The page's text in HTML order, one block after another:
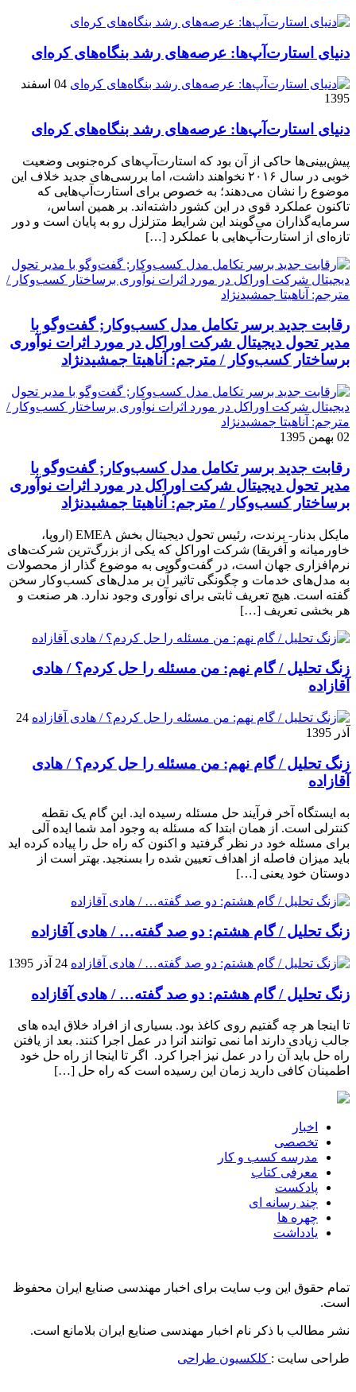
دنیای استارت‌آپ‌ها: عرصه‌های رشد بنگاه‌های کره‌ای‌
04 اسفند
1395
دنیای استارت‌آپ‌ها: عرصه‌های رشد بنگاه‌های کره‌ای‌
پیش‌بینی‌ها حاکی از آن بود که استارت‌آپ‌های کره‌جنوبی وضعیت
خوبی در سال ۲۰۱۶ نخواهند داشت، اما بررسی‌های جدید خلاف این
موضوع را نشان می‌دهند؛ به خصوص برای استارت‌آپ‌هایی که
تاکنون عملکرد قوی در این کشور داشته‌اند. بر همین اساس،
سرمایه‌گذاران می‌گویند این شرایط متزلزل رو به پایان است و دور
تازه‌ای از استارت‌آپ‌هایی با عملکرد […]
رقابت جدید برسر تکامل مدل کسب‌و‌کار; گفت‌وگو با
مدیر تحول دیجیتال شرکت اوراکل در مورد اثرات نوآوری
برساختار کسب‌وکار / مترجم: آناهیتا جمشیدنژاد
02 بهمن 1395
رقابت جدید برسر تکامل مدل کسب‌و‌کار; گفت‌وگو با
مدیر تحول دیجیتال شرکت اوراکل در مورد اثرات نوآوری
برساختار کسب‌وکار / مترجم: آناهیتا جمشیدنژاد
مایکل بدنار- برندت، رئیس تحول دیجیتال بخش EMEA (اروپا،
خاورمیانه و آفریقا) شرکت اوراکل که یکی از بزرگ‌ترین شرکت‌های
نرم‌افزاری جهان است، در گفت‌وگویی به موضوع گذار از محصولات
به مدل‌های خدمات و چگونگی تاثیر آن بر مدل‌های کسب‌و‌کار سخن
گفته است. هیچ تعریف ثابتی برای نوآوری وجود ندارد. هر صنعت و
هر بخشی تعریف […]
زنگ تحلیل / گام نهم: من مسئله را حل کردم؟ / هادی
آقازاده
24
آذر 1395
زنگ تحلیل / گام نهم: من مسئله را حل کردم؟ / هادی
آقازاده
به ایستگاه آخر فرآیند حل مسئله رسیده اید. این گام یک نقطه
کنترلی است. از همان ابتدا که مسئله به وجود آمد شما ایده آلی
برای مسئله خود در نظر گرفتید و اکنون که راه حل را پیاده کرده اید
باید میزان فاصله از اهداف تعیین شده را بسنجید. بهتر است از
دوستان خود یعنی […]
زنگ تحلیل / گام هشتم: دو صد گفته… / هادی آقازاده
24 آذر 1395
زنگ تحلیل / گام هشتم: دو صد گفته… / هادی آقازاده
تا اینجا هر چه گفتیم روی کاغذ بود. بسیاری از افراد خلاق ایده های
جالب زیادی دارند اما نمی توانند آنرا در عمل اجرا کنند. بعد از یافتن
راه حل باید آن را در عمل نیز اجرا کرد. اگر تا اینجا از راه حل خود
اطمینان کافی دارید زمان این رسیده است که راه حل […]
اخبار
تخصصی
مدرسه کسب و کار
معرفی کتاب
پادکست
چند رسانه ای
چهره ها
یادداشت
تمام حقوق این وب سایت برای اخبار مهندسی صنایع ایران محفوظ
است.
نشر مطالب با ذکر نام اخبار مهندسی صنایع ایران بلامانع است.
طراحی سایت : کلکسیون طراحی